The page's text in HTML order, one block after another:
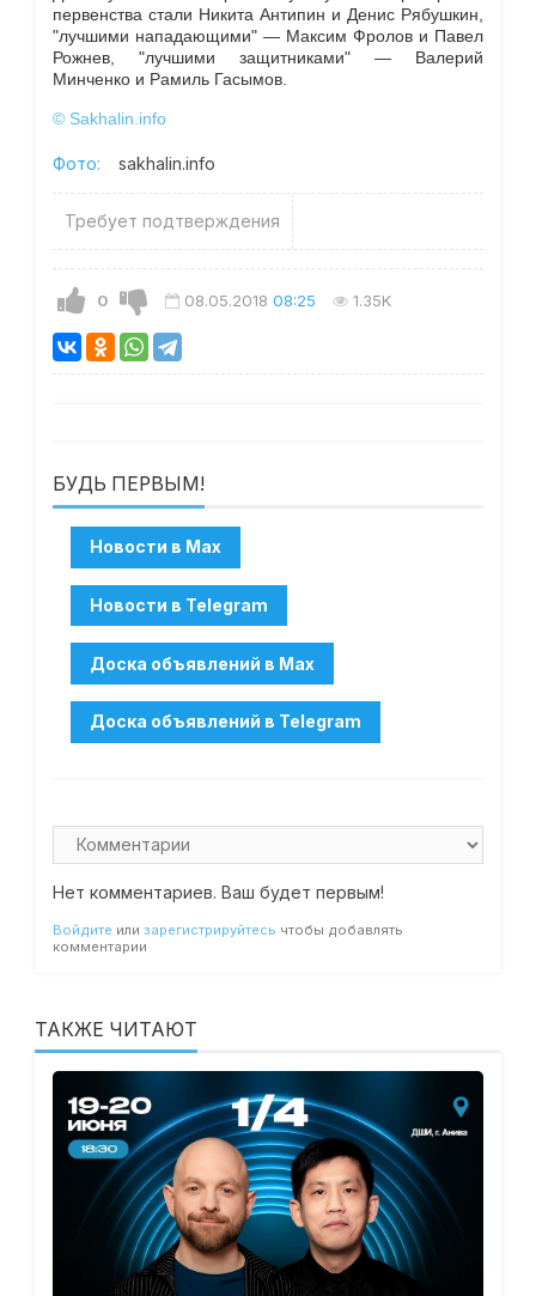
первенства стали Никита Антипин и Денис Рябушкин,
"лучшими нападающими" — Максим Фролов и Павел
Рожнев, "лучшими защитниками" — Валерий
Минченко и Рамиль Гасымов.
© Sakhalin.info
Фото: sakhalin.info
Требует подтверждения
0 08.05.2018 08:25 1.35K
БУДЬ ПЕРВЫМ!
Нет комментариев. Ваш будет первым!
Войдите или зарегистрируйтесь чтобы добавлять
комментарии
ТАКЖЕ ЧИТАЮТ